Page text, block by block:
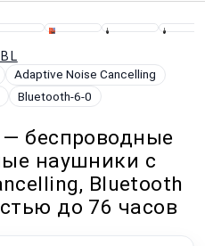
Adaptive Noise Cancelling
Bluetooth-6-0
— беспроводные
наушники с
Bluetooth
до 76 часов